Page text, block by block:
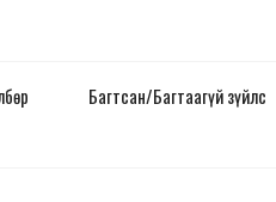
Багтсан/Багтаагүй зүйлс